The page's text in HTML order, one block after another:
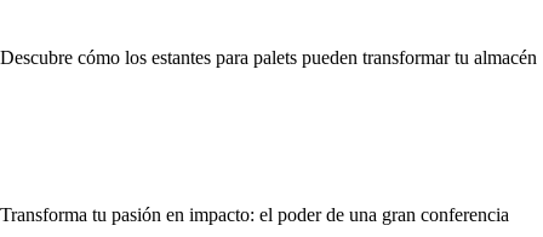
Descubre cómo los estantes para palets pueden transformar tu almacén
Transforma tu pasión en impacto: el poder de una gran conferencia